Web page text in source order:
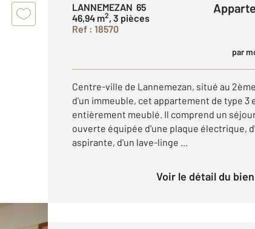
LANNEMEZAN 65
46,94 m2, 3 pièces
Ref : 18570
par
Centre-ville de Lannemezan, situé au
d'un immeuble, cet appartement de type 3
entièrement meublé. Il comprend un
ouverte équipée d'une plaque électrique,
aspirante, d'un lave-linge ...
Voir le détail du bien